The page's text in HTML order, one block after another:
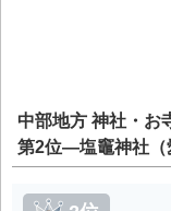
中部地方 神社・お
第2位―塩竈神社（